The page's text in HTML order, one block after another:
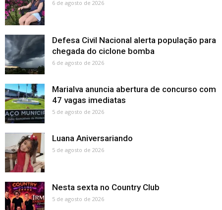
6 de agosto de 2026
Defesa Civil Nacional alerta população para
chegada do ciclone bomba
6 de agosto de 2026
Marialva anuncia abertura de concurso com
47 vagas imediatas
5 de agosto de 2026
Luana Aniversariando
5 de agosto de 2026
Nesta sexta no Country Club
5 de agosto de 2026